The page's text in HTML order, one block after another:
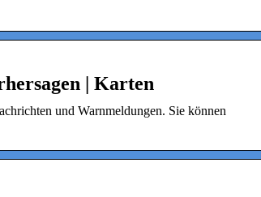
| Karten
und Warnmeldungen. Sie können